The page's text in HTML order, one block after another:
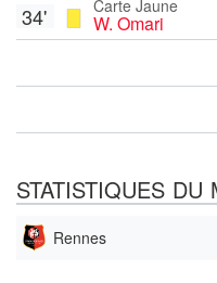
Carte Jaune
W. Omari
34'
STATISTIQUES DU
Rennes